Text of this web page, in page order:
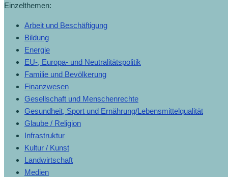
Einzelthemen:
Arbeit und Beschäftigung
Bildung
Energie
EU-, Europa- und Neutralitätspolitik
Familie und Bevölkerung
Finanzwesen
Gesellschaft und Menschenrechte
Gesundheit, Sport und Ernährung/Lebensmittelqualität
Glaube / Religion
Infrastruktur
Kultur / Kunst
Landwirtschaft
Medien